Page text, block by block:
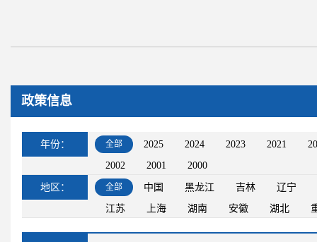
政策信息
年份： 全部 2025 2024 2023 2021
2002
2001 2000
地区： 全部 中国 黑龙江 吉林
辽宁
江苏
上海 湖南 安徽 湖北